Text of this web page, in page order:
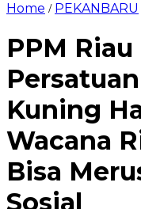
Home / PEKANBARU
PPM
Kuning
Wacana
Bisa
Sosial